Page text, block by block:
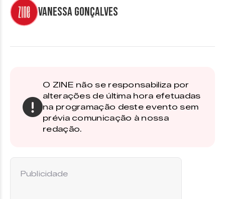
Vanessa Gonçalves
O ZINE não se responsabiliza por
alterações de última hora efetuadas
na programação deste evento sem
prévia comunicação à nossa
redação.
Publicidade